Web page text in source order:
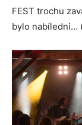
FEST trochu
bylo nabíledni…